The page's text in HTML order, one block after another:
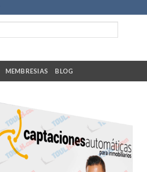
MEMBRESIAS BLOG